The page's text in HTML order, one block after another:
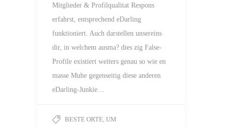
Mitglieder & Profilqualitat Respons
erfahrst, entsprechend eDarling
funktioniert. Auch darstellen unsereins
dir, in welchem ausma? dies zig False-
Profile existiert weiters genau so wie en
masse Muhe gegenseitig diese anderen
eDarling-Junkie…
BESTE ORTE, UM